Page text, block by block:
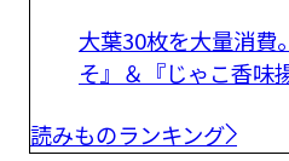
大葉30枚を大量消費
そ』＆『じゃこ香味
読みものランキング